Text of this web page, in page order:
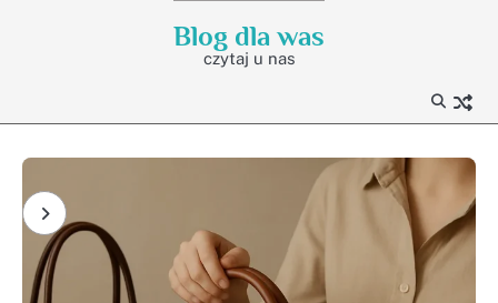
Blog dla was
czytaj u nas